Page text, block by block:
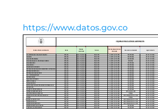
https://www.datos.gov.co